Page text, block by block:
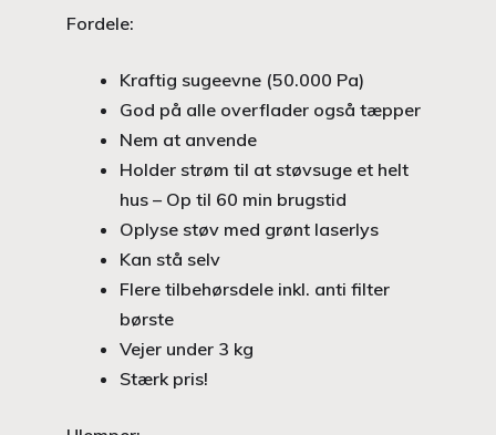
Fordele:
Kraftig sugeevne (50.000 Pa)
God på alle overflader også tæpper
Nem at anvende
Holder strøm til at støvsuge et helt
hus – Op til 60 min brugstid
Oplyse støv med grønt laserlys
Kan stå selv
Flere tilbehørsdele inkl. anti filter
børste
Vejer under 3 kg
Stærk pris!